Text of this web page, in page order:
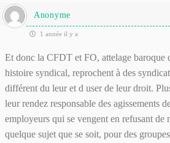
Anonyme
1 année il y a
Et donc la CFDT et FO, attelage baroque
histoire syndical, reprochent à des
différent du leur et d user de leur droit.
leur rendez responsable des agissements
employeurs qui se vengent en refusant de
quelque sujet que se soit, pour des